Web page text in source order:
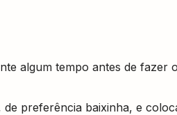
algum tempo antes de fazer
preferência baixinha, e